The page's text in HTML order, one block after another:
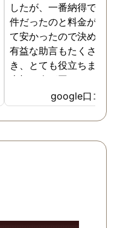
したが、一番納得できる
件だったのと料金が比較
て安かったので決めまし
有益な助言もたくさん頂
き、とても役立ちました
大切な人が困っていたら
番に紹介したいと思える
偵事務所です
google口コミ